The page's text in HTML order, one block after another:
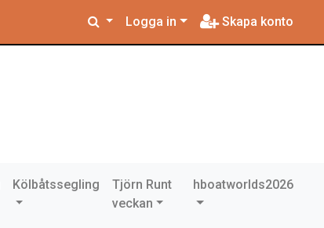
Logga in Skapa konto
Kölbåtssegling
Tjörn Runt
veckan
hboatworlds2026